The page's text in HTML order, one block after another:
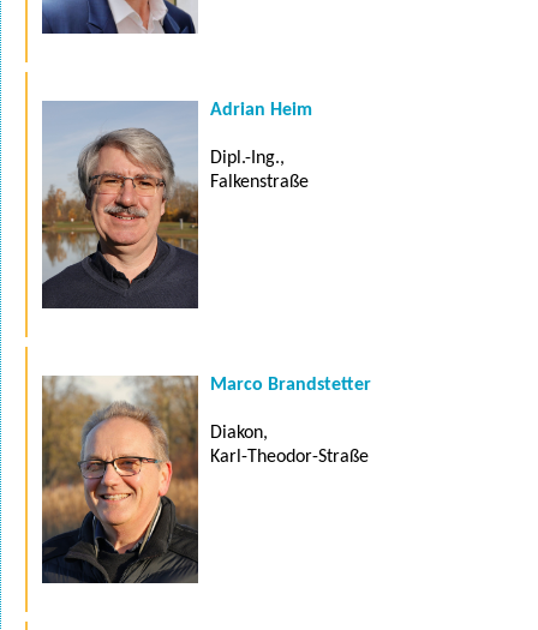
Adrian Heim
Dipl.-Ing.,
Falkenstraße
Marco Brandstetter
Diakon,
Karl-Theodor-Straße